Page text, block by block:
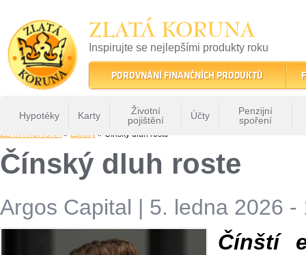
ZLATÁ KORUNA
Inspirujte se nejlepšími produkty roku
22 let tradice a kvality na finančním trhu
POROVNÁNÍ FINANČNÍCH PRODUKTŮ
Hypotéky Karty
Životní
pojištění
Účty
Penzijní
spoření
ZLATÁ KORUNA» Zprávy » Čínský dluh roste
Čínský dluh roste
Argos Capital | 5. ledna 2026 -
Čínští